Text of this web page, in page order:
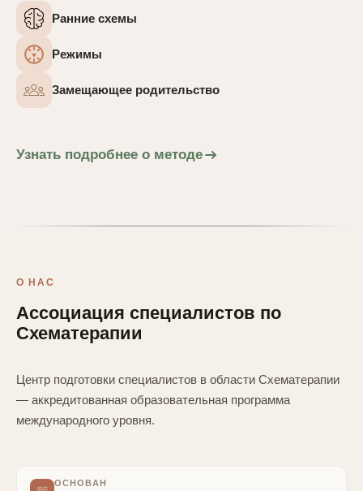
Ранние схемы
Режимы
Замещающее родительство
Узнать подробнее о методе
О НАС
Ассоциация специалистов по
Схематерапии
Центр подготовки специалистов в области Схематерапии
— аккредитованная образовательная программа
международного уровня.
ОСНОВАН